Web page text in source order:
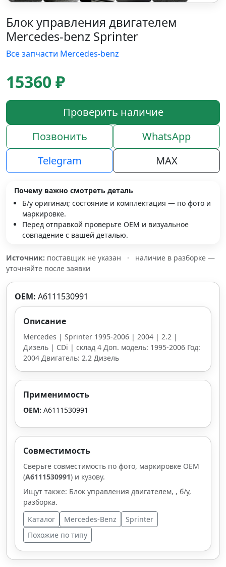
Блок управления двигателем
Mercedes-benz Sprinter
Все запчасти Mercedes-benz
15360 ₽
Проверить наличие
Позвонить
WhatsApp
Telegram
MAX
Почему важно смотреть деталь
Б/у оригинал; состояние и комплектация — по фото и
маркировке.
Перед отправкой проверьте OEM и визуальное
совпадение с вашей деталью.
Источник: поставщик не указан ·
наличие в разборке —
уточняйте после заявки
OEM: A6111530991
Описание
Mercedes | Sprinter 1995-2006 | 2004 | 2.2 |
Дизель | CDi | склад 4 Доп. модель: 1995-2006 Год:
2004 Двигатель: 2.2 Дизель
Применимость
OEM: A6111530991
Совместимость
Сверьте совместимость по фото, маркировке OEM
(A6111530991) и кузову.
Ищут также: Блок управления двигателем, , б/у,
разборка.
Каталог
Mercedes-Benz
Sprinter
Похожие по типу